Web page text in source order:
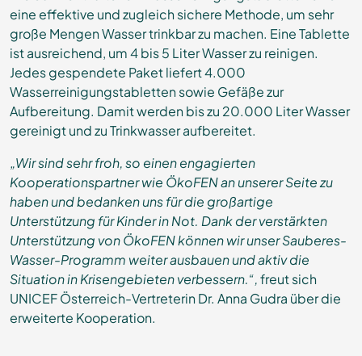
eine effektive und zugleich sichere Methode, um sehr
große Mengen Wasser trinkbar zu machen. Eine Tablette
ist ausreichend, um 4 bis 5 Liter Wasser zu reinigen.
Jedes gespendete Paket liefert 4.000
Wasserreinigungstabletten sowie Gefäße zur
Aufbereitung. Damit werden bis zu 20.000 Liter Wasser
gereinigt und zu Trinkwasser aufbereitet.
„Wir sind sehr froh, so einen engagierten
Kooperationspartner wie ÖkoFEN an unserer Seite zu
haben und bedanken uns für die großartige
Unterstützung für Kinder in Not. Dank der verstärkten
Unterstützung von ÖkoFEN können wir unser Sauberes-
Wasser-Programm weiter ausbauen und aktiv die
Situation in Krisengebieten verbessern.“,freut sich
UNICEF Österreich-Vertreterin Dr. Anna Gudra über die
erweiterte Kooperation.